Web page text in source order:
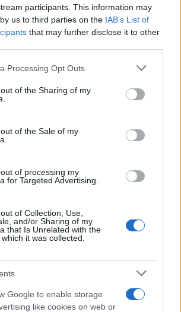
participants. This information may
us to third parties on the IAB’s List of
that may further disclose it to other
website/app uses one or more Google
visit or usage behaviour. You may click to
to Google and its third-party tags to
specified purposes in below Google
Processing Opt Outs
of the Sharing of my
of the Sale of my
of processing my
for Targeted Advertising.
of Collection, Use,
and/or Sharing of my
that Is Unrelated with the
it was collected.
Google to enable storage
like cookies on web or
Google News
Pi
n
te
re
st
W
at
A
p
S
a
Articolo precedente
articolo
tra i mega yacht sulla spiaggia di La
cosa è successo
Misericordia-Comune: Oltre le Bocche
la sindaca